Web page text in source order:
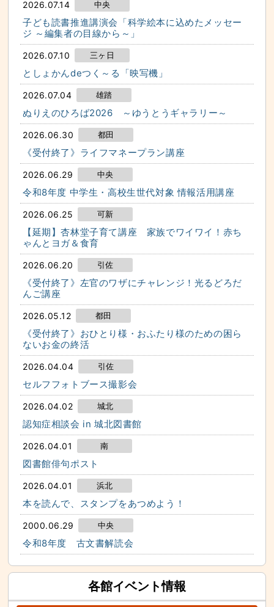
2026.07.14 中央
子ども読書推進講演会「科学絵本に込めたメッセー
ジ ～編集者の目線から～」
2026.07.10 三ヶ日
としょかんdeつく～る「映写機」
2026.07.04 雄踏
ぬりえのひろば2026 ～ゆうとうギャラリー～
2026.06.30 都田
《受付終了》ライフマネープラン講座
2026.06.29 中央
令和8年度 中学生・高校生世代対象 情報活用講座
2026.06.25 可新
【延期】杏林堂子育て講座 家族でワイワイ！赤ち
ゃんとヨガ＆食育
2026.06.20 引佐
《受付終了》左官のワザにチャレンジ！光るどろだ
んご講座
2026.05.12 都田
《受付終了》おひとり様・おふたり様のための困ら
ないお金の終活
2026.04.04 引佐
セルフフォトブース撮影会
2026.04.02 城北
認知症相談会 in 城北図書館
2026.04.01 南
図書館俳句ポスト
2026.04.01 浜北
本を読んで、スタンプをあつめよう！
2000.06.29 中央
令和8年度 古文書解読会
各館イベント情報